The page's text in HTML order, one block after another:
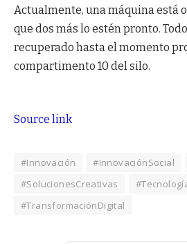
Actualmente, una máquina está
que dos más lo estén pronto.
recuperado hasta el momento
compartimento 10 del silo.
Source link
#Innovación #InnovaciónSocial
#SolucionesCreativas
#TransformaciónDigital